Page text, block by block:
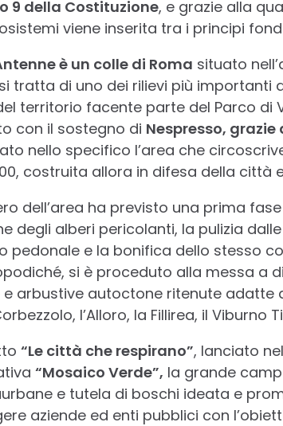
9 della Costituzione, e grazie alla
viene inserita tra i principi
è un colle di Roma situato
tratta di uno dei rilievi più importanti
territorio facente parte del Parco di
con il sostegno di Nespresso,
nello specifico l’area che
costruita allora in difesa della città
dell’area ha previsto una prima
degli alberi pericolanti, la pulizia
pedonale e la bonifica dello stesso
si è proceduto alla messa a
arbustive autoctone ritenute adatte
l’Alloro, la Fillirea, il Viburno
“Le città che respirano”, lanciato
“Mosaico Verde”, la grande
e tutela di boschi ideata e
aziende ed enti pubblici con